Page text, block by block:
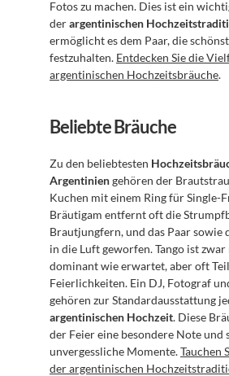
Fotos zu machen. Dies ist ein
der argentinischen
ermöglicht es dem Paar, die
festzuhalten. Entdecken Sie die
argentinischen Hochzeitsbräuche.
Beliebte Bräuche
Zu den beliebtesten
Argentinien gehören der
Kuchen mit einem Ring für Single-
Bräutigam entfernt oft die
Brautjungfern, und das Paar sowie
in die Luft geworfen. Tango ist
dominant wie erwartet, aber oft
Feierlichkeiten. Ein DJ, Fotograf
argentinischen Hochzeit. Diese
der Feier eine besondere Note und
unvergessliche Momente. Tauchen
der argentinischen